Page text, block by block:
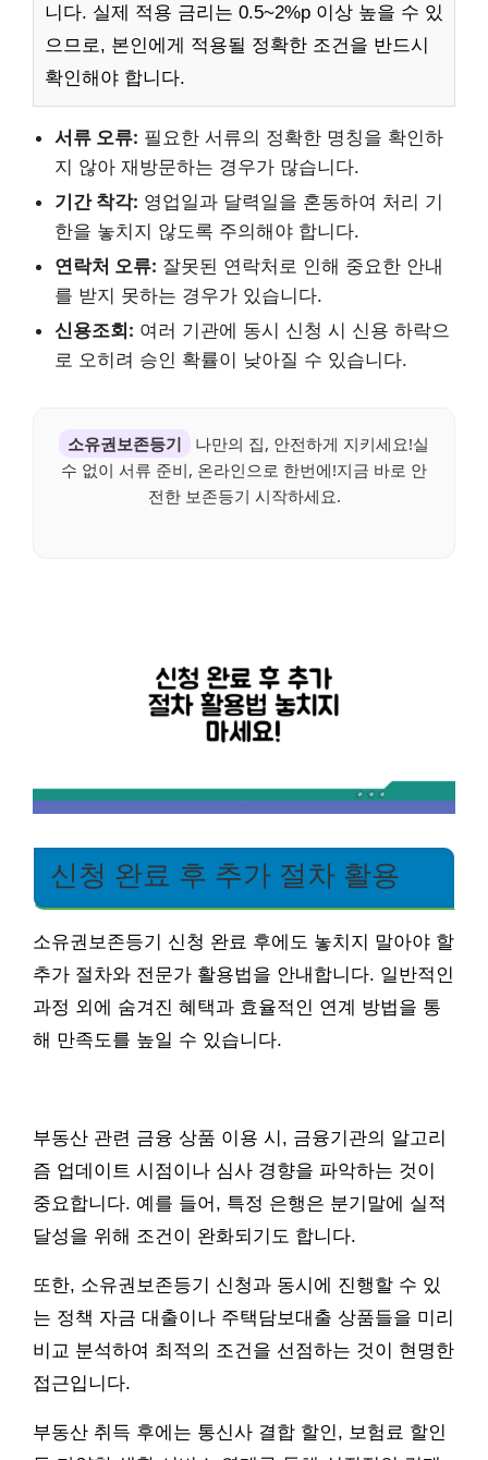
니다. 실제 적용 금리는 0.5~2%p 이상 높을 수 있
으므로, 본인에게 적용될 정확한 조건을 반드시
확인해야 합니다.
서류 오류: 필요한 서류의 정확한 명칭을 확인하
지 않아 재방문하는 경우가 많습니다.
기간 착각: 영업일과 달력일을 혼동하여 처리 기
한을 놓치지 않도록 주의해야 합니다.
연락처 오류: 잘못된 연락처로 인해 중요한 안내
를 받지 못하는 경우가 있습니다.
신용조회: 여러 기관에 동시 신청 시 신용 하락으
로 오히려 승인 확률이 낮아질 수 있습니다.
소유권보존등기
나만의 집, 안전하게 지키세요!실
수 없이 서류 준비, 온라인으로 한번에!지금 바로 안
전한 보존등기 시작하세요.
신청 완료 후 추가 절차 활용
소유권보존등기 신청 완료 후에도 놓치지 말아야 할
추가 절차와 전문가 활용법을 안내합니다. 일반적인
과정 외에 숨겨진 혜택과 효율적인 연계 방법을 통
해 만족도를 높일 수 있습니다.
부동산 관련 금융 상품 이용 시, 금융기관의 알고리
즘 업데이트 시점이나 심사 경향을 파악하는 것이
중요합니다. 예를 들어, 특정 은행은 분기말에 실적
달성을 위해 조건이 완화되기도 합니다.
또한, 소유권보존등기 신청과 동시에 진행할 수 있
는 정책 자금 대출이나 주택담보대출 상품들을 미리
비교 분석하여 최적의 조건을 선점하는 것이 현명한
접근입니다.
부동산 취득 후에는 통신사 결합 할인, 보험료 할인